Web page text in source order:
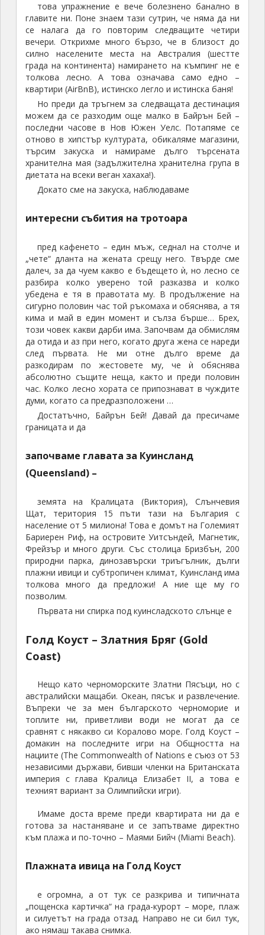
това упражнение е вече болезнено банално в
главите ни. Поне знаем тази сутрин, че няма да ни
се налага да го повторим следващите четири
вечери. Открихме много бързо, че в близост до
силно населените места на Австралия (шестте
града на континента) намирането на къмпинг не е
толкова лесно. А това означава само едно –
квартири (AirBnB), истинско легло и истинска баня!
Но преди да тръгнем за следващата дестинация
можем да се разходим още малко в Байрън Бей –
последни часове в Нов Южен Уелс. Потапяме се
отново в хипстър културата, обикаляме магазини,
търсим закуска и намираме дълго търсената
хранителна мая (задължителна хранителна група в
диетата на всеки веган хахаха!).
Докато сме на закуска, наблюдаваме
интересни събития на тротоара
пред кафенето – един мъж, седнал на столче и
„чете“ дланта на жената срещу него. Твърде сме
далеч, за да чуем какво е бъдещето ѝ, но лесно се
разбира колко уверено той разказва и колко
убедена е тя в правотата му. В продължение на
сигурно половин час той ръкомаха и обяснява, а тя
кима и май в един момент и сълза бърше… Брех,
този човек какви дарби има. Започвам да обмислям
да отида и аз при него, когато друга жена се нареди
след първата. Не ми отне дълго време да
разкодирам по жестовете му, че ѝ обяснява
абсолютно същите неща, както и преди половин
час. Колко лесно хората се припознават в чуждите
думи, когато са предразположени …
Достатъчно, Байрън Бей! Давай да пресичаме
границата и да
започваме главата за Куинсланд
(Queensland) –
земята на Кралицата (Виктория), Слънчевия
Щат, територия 15 пъти тази на България с
население от 5 милиона! Това е домът на Големият
Бариерен Риф, на островите Уитсъндей, Магнетик,
Фрейзър и много други. Със столица Бризбън, 200
природни парка, динозавърски триъгълник, дълги
плажни ивици и субтропичен климат, Куинсланд има
толкова много да предложи! А ние ще му го
позволим.
Първата ни спирка под куинсладското слънце е
Голд Коуст – Златния Бряг (Gold
Coast)
Нещо като черноморските Златни Пясъци, но с
австралийски мащаби. Океан, пясък и развлечение.
Въпреки че за мен българското черноморие и
топлите ни, приветливи води не могат да се
сравнят с някакво си Коралово море. Голд Коуст –
домакин на последните игри на Общността на
нациите (The Commonwealth of Nations е съюз от 53
независими държави, бивши членки на Британската
империя с глава Кралица Елизабет II, а това е
техният вариант за Олимпийски игри).
Имаме доста време преди квартирата ни да е
готова за настаняване и се запътваме директно
към плажа и по-точно – Маями Бийч (Miami Beach).
Плажната ивица на Голд Коуст
е огромна, а от тук се разкрива и типичната
„пощенска картичка“ на града-курорт – море, плаж
и силуетът на града отзад. Направо не си бил тук,
ако нямаш такава снимка.